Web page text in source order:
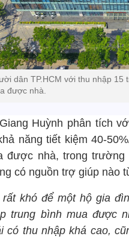
dân TP.HCM với thu nhập 15
được nhà.
Huỳnh phân tích
năng tiết kiệm 40-
được nhà, trong
có nguồn trợ giúp nào
rất khó để một hộ gia
trung bình mua được
có thu nhập khá cao,